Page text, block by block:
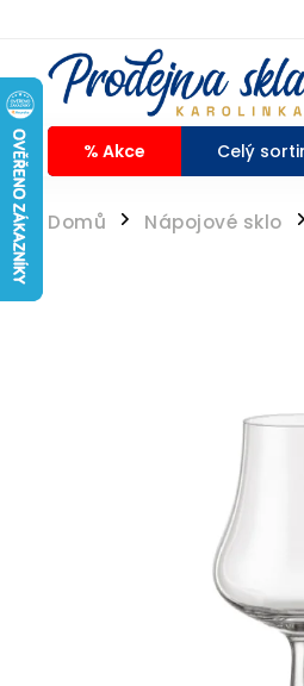
% Akce Celý
Domů / Nápojové sklo /